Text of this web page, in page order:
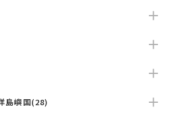
島嶼国(28)